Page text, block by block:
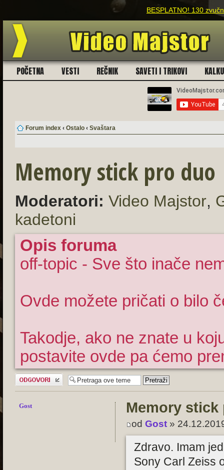
BESPLATNO! 130
POČETNA VESTI REČNIK SAVETI I TRIKOVI
Forum index ‹ Ostalo ‹ Svaštara
Memory stick pro duo
Moderatori: Video Majstor,
kadetoni
Opis foruma
off-topic - Sve što inače
Ovde možete pričati o bilo
Takodje, ako ne znate u
postavite ovde pa ćemo
Odgovori
Memory stick
od Gost »
Zdravo. Imam
Sony Carl Zeiss
Gost